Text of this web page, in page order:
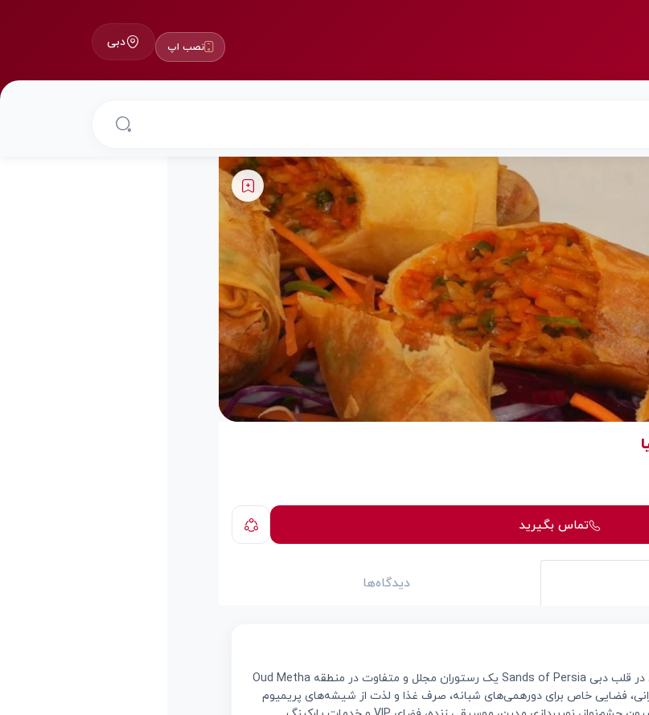
نصب اپ دبی
تماس بگیرید
دیدگاه‌ها
تجربه‌ای باشکوه از فرهنگ و طعم ایرانی در قلب دبی Sands of Persia یک رستوران مجلل و متفاوت در منطقه Oud Metha
فضایی خاص برای دورهمی‌های شبانه، صرف غذا و لذت از شیشه‌های پریمیوم